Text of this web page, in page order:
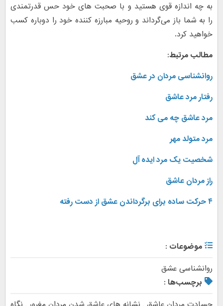
به چه اندازه قوی هستید و با صحبت های خود حس قدرتمندی
را به شما باز می‌گرداند و روحیه مبارزه کننده خود را دوباره کسب
خواهید کرد.
مطالب مرتبط:
روانشناسی مردان در عشق
رفتار مرد عاشق
مرد عاشق چه می کند
مرد متولد مهر
شخصیت یک مرد ایده آل
راز مردان عاشق
۴ حرکت ساده برای برگرداندن عشق از دست رفته
موضوعات :
روانشناسی عشق
برچسب‌ها :